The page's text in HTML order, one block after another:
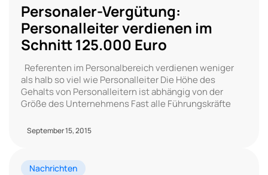
Personaler-Vergütung:
Personalleiter verdienen im
Schnitt 125.000 Euro
Referenten im Personalbereich verdienen weniger
als halb so viel wie Personalleiter Die Höhe des
Gehalts von Personalleitern ist abhängig von der
Größe des Unternehmens Fast alle Führungskräfte
September 15, 2015
Nachrichten